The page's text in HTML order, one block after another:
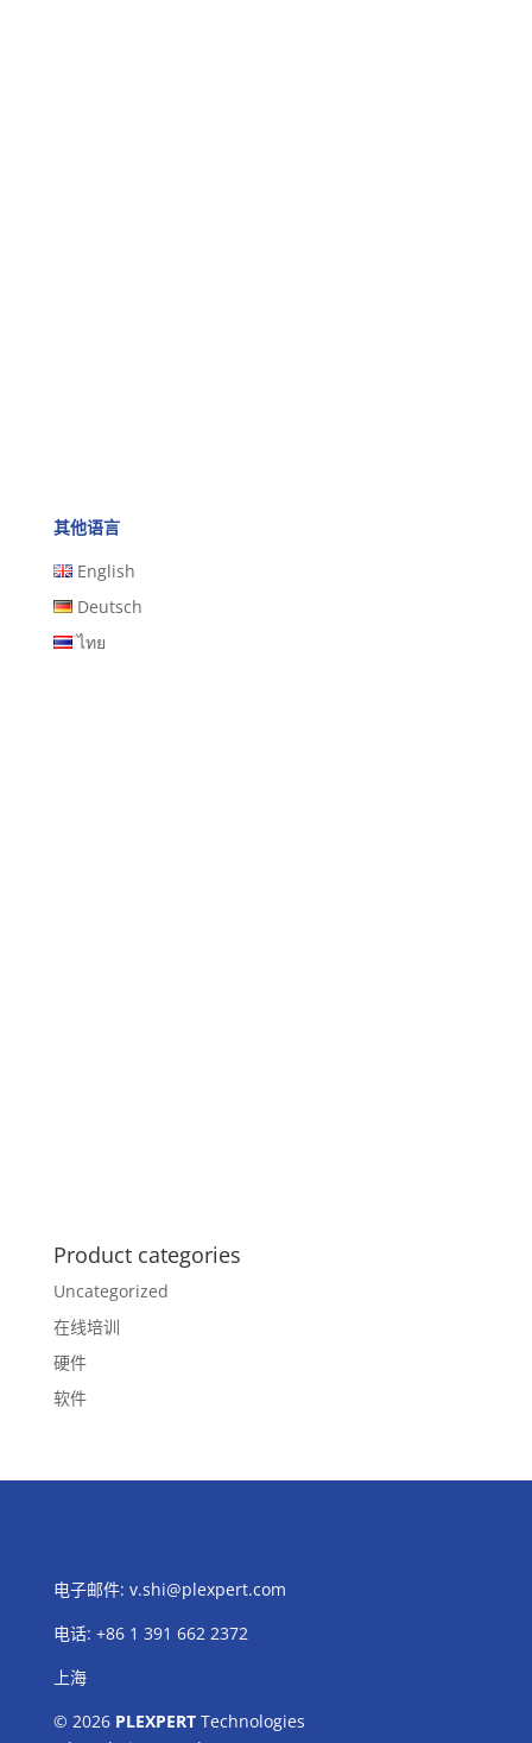
其他语言
English
Deutsch
ไทย
Product categories
Uncategorized
在线培训
硬件
软件
电子邮件: v.shi@plexpert.com
电话: +86 1 391 662 2372
上海
© 2026 PLEXPERTTechnologies